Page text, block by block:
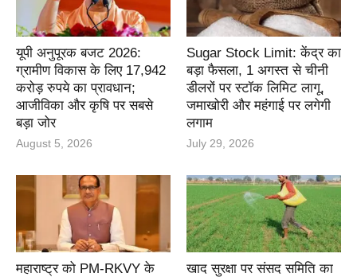
यूपी अनुपूरक बजट 2026:
ग्रामीण विकास के लिए 17,942
करोड़ रुपये का प्रावधान;
आजीविका और कृषि पर सबसे
बड़ा जोर
August 5, 2026
Sugar Stock Limit: केंद्र का
बड़ा फैसला, 1 अगस्त से चीनी
डीलरों पर स्टॉक लिमिट लागू,
जमाखोरी और महंगाई पर लगेगी
लगाम
July 29, 2026
महाराष्ट्र को PM-RKVY के
खाद सुरक्षा पर संसद समिति का